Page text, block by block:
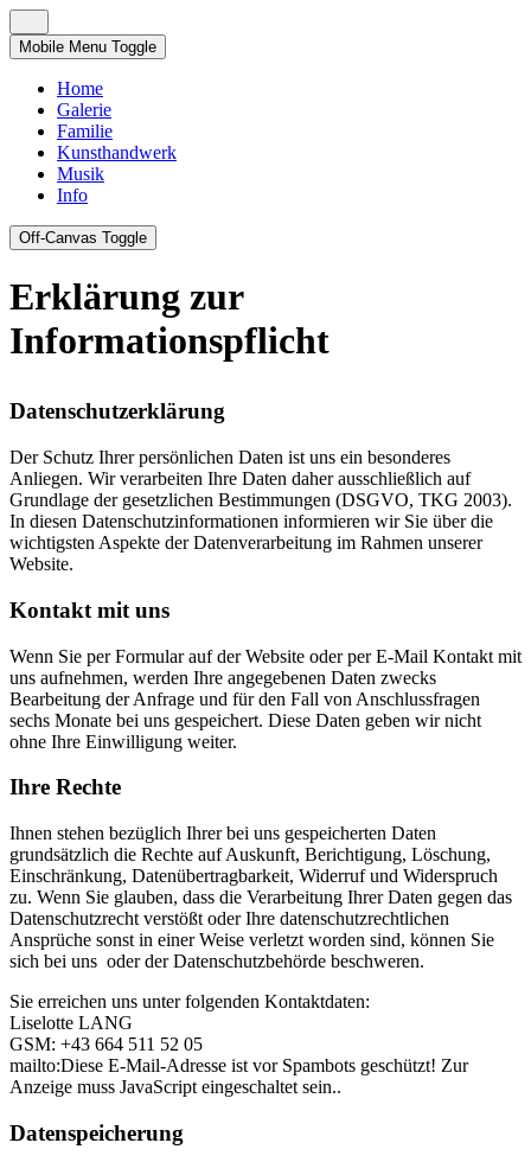
Mobile Menu Toggle
Home
Galerie
Familie
Kunsthandwerk
Musik
Info
Off-Canvas Toggle
Erklärung zur
Informationspflicht
Datenschutzerklärung
Der Schutz Ihrer persönlichen Daten ist uns ein besonderes
Anliegen. Wir verarbeiten Ihre Daten daher ausschließlich auf
Grundlage der gesetzlichen Bestimmungen (DSGVO, TKG 2003).
In diesen Datenschutzinformationen informieren wir Sie über die
wichtigsten Aspekte der Datenverarbeitung im Rahmen unserer
Website.
Kontakt mit uns
Wenn Sie per Formular auf der Website oder per E-Mail Kontakt mit
uns aufnehmen, werden Ihre angegebenen Daten zwecks
Bearbeitung der Anfrage und für den Fall von Anschlussfragen
sechs Monate bei uns gespeichert. Diese Daten geben wir nicht
ohne Ihre Einwilligung weiter.
Ihre Rechte
Ihnen stehen bezüglich Ihrer bei uns gespeicherten Daten
grundsätzlich die Rechte auf Auskunft, Berichtigung, Löschung,
Einschränkung, Datenübertragbarkeit, Widerruf und Widerspruch
zu. Wenn Sie glauben, dass die Verarbeitung Ihrer Daten gegen das
Datenschutzrecht verstößt oder Ihre datenschutzrechtlichen
Ansprüche sonst in einer Weise verletzt worden sind, können Sie
sich bei uns oder der Datenschutzbehörde beschweren.
Sie erreichen uns unter folgenden Kontaktdaten:
Liselotte LANG
GSM: +43 664 511 52 05
mailto:Diese E-Mail-Adresse ist vor Spambots geschützt! Zur
Anzeige muss JavaScript eingeschaltet sein..
Datenspeicherung